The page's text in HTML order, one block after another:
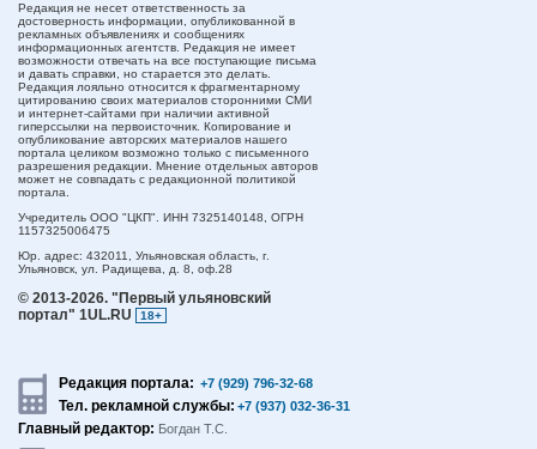
Редакция не несет ответственность за
достоверность информации, опубликованной в
рекламных объявлениях и сообщениях
информационных агентств. Редакция не имеет
возможности отвечать на все поступающие письма
и давать справки, но старается это делать.
Редакция лояльно относится к фрагментарному
цитированию своих материалов сторонними СМИ
и интернет-сайтами при наличии активной
гиперссылки на первоисточник. Копирование и
опубликование авторских материалов нашего
портала целиком возможно только с письменного
разрешения редакции. Мнение отдельных авторов
может не совпадать с редакционной политикой
портала.
Учредитель ООО "ЦКП". ИНН 7325140148, ОГРН
1157325006475
Юр. адрес: 432011, Ульяновская область, г.
Ульяновск, ул. Радищева, д. 8, оф.28
© 2013-2026. "Первый ульяновский
портал" 1UL.RU
18+
Редакция портала: +7 (929) 796-32-68
Тел. рекламной службы: +7 (937) 032-36-31
Главный редактор: Богдан Т.С.